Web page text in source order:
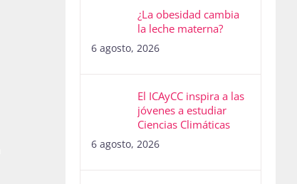
¿La obesidad cambia
la leche materna?
6 agosto, 2026
El ICAyCC inspira a las
jóvenes a estudiar
Ciencias Climáticas
6 agosto, 2026